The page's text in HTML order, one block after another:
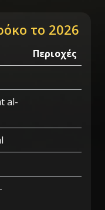
το 2026
Περιοχές
al-